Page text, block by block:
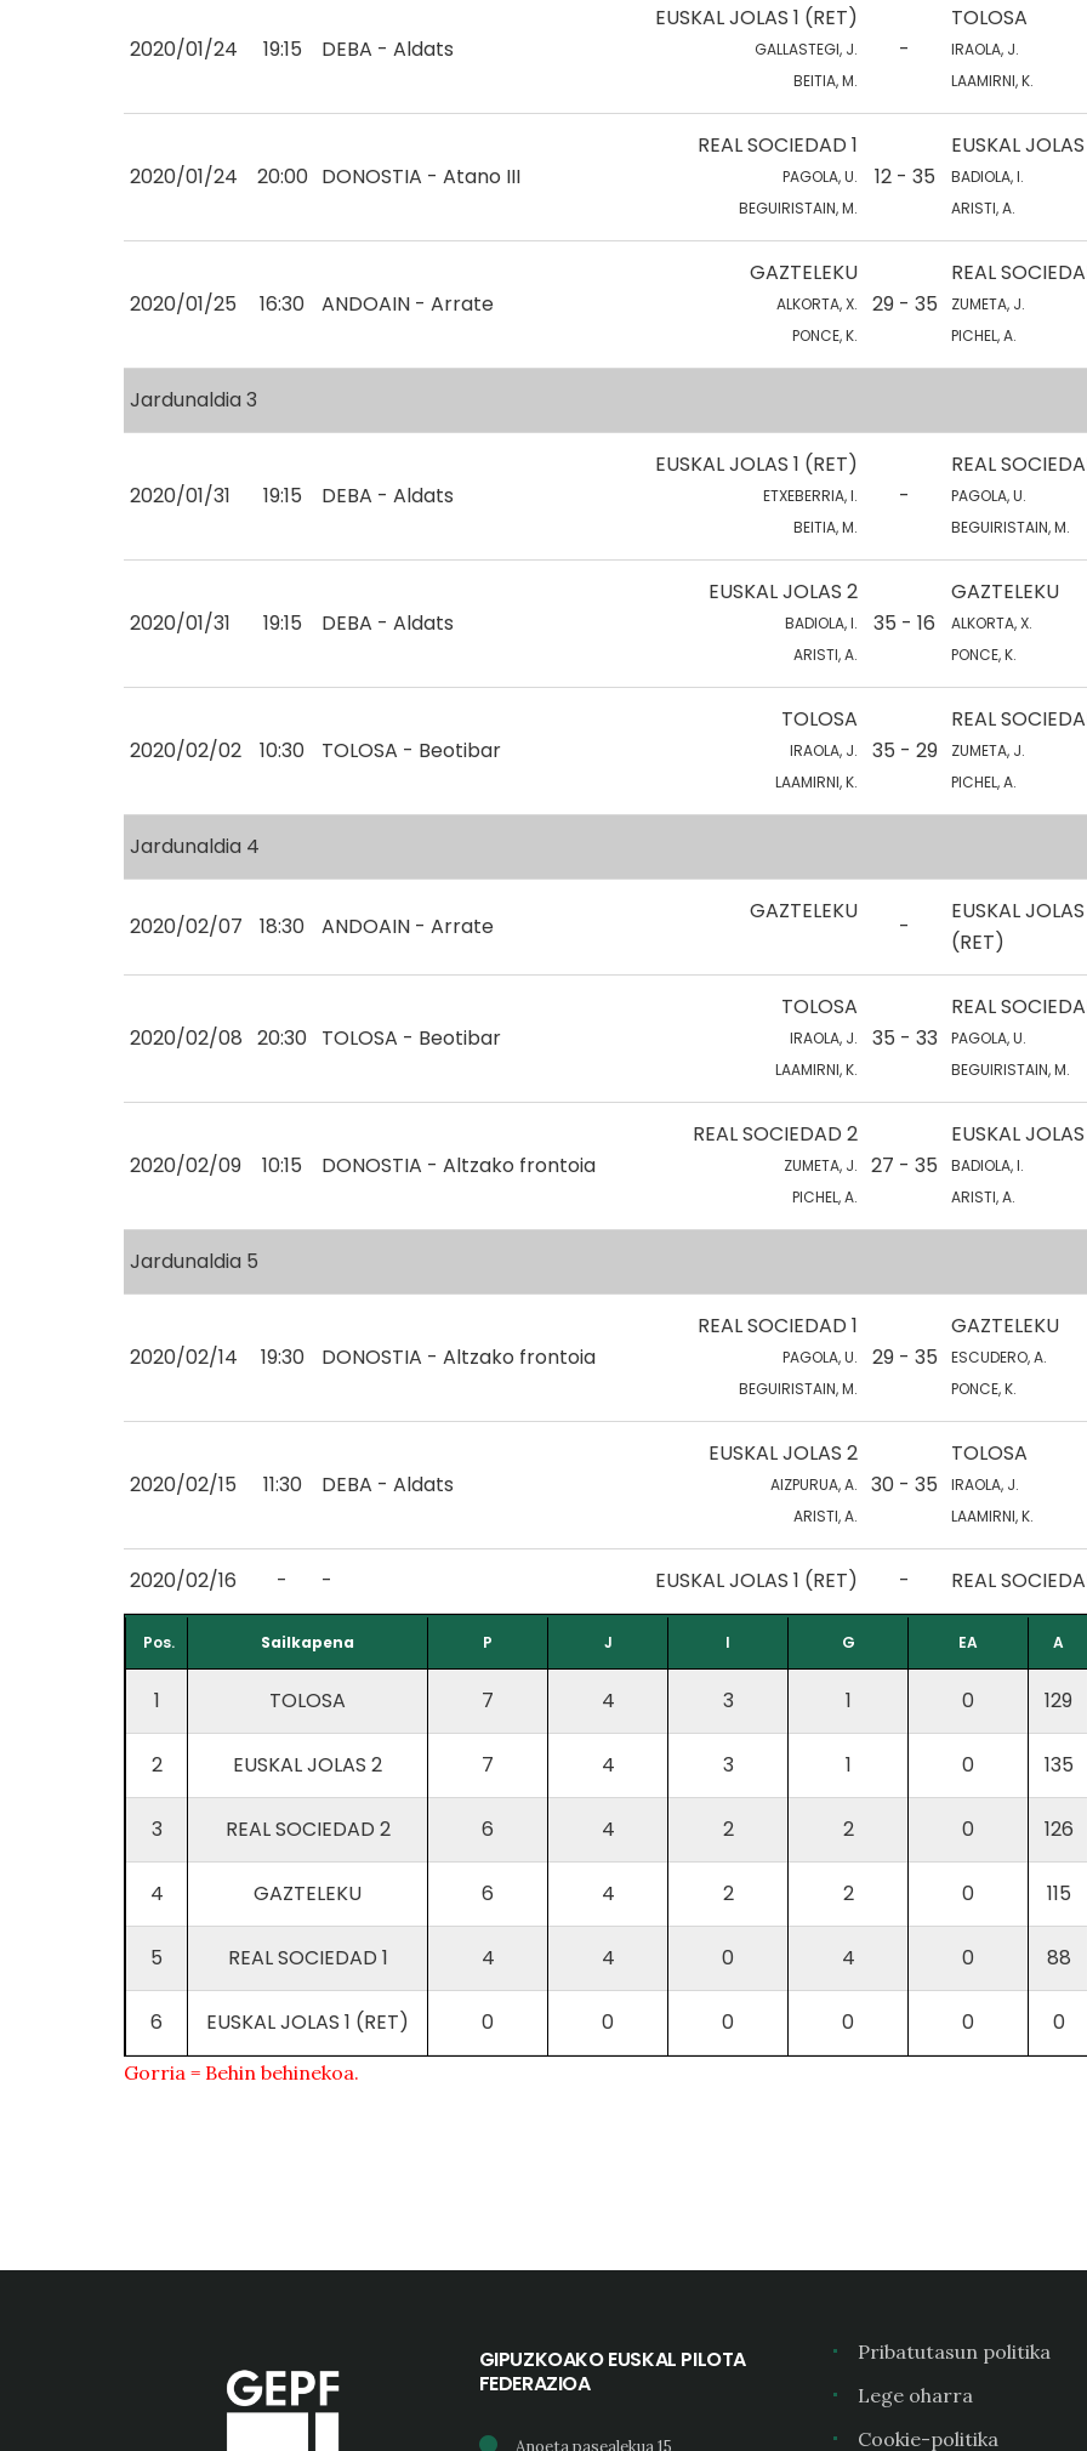
2020/01/24 19:15 DEBA - Aldats
EUSKAL JOLAS 1 (RET)
GALLASTEGI, J.
BEITIA, M.
-
TOLOSA
IRAOLA, J.
LAAMIRNI, K.
2020/01/24 20:00 DONOSTIA - Atano III
REAL SOCIEDAD 1
PAGOLA, U.
BEGUIRISTAIN, M.
12 - 35
EUSKAL
BADIOLA, I.
ARISTI, A.
2020/01/25 16:30 ANDOAIN - Arrate
GAZTELEKU
ALKORTA, X.
PONCE, K.
29 - 35
REAL
ZUMETA, J.
PICHEL, A.
Jardunaldia 3
2020/01/31 19:15 DEBA - Aldats
EUSKAL JOLAS 1 (RET)
ETXEBERRIA, I.
BEITIA, M.
-
REAL
PAGOLA, U.
BEGUIRISTAIN, M.
2020/01/31 19:15 DEBA - Aldats
EUSKAL JOLAS 2
BADIOLA, I.
ARISTI, A.
35 - 16
GAZTELEKU
ALKORTA, X.
PONCE, K.
2020/02/02 10:30 TOLOSA - Beotibar
TOLOSA
IRAOLA, J.
LAAMIRNI, K.
35 - 29
REAL
ZUMETA, J.
PICHEL, A.
Jardunaldia 4
2020/02/07 18:30 ANDOAIN - Arrate
GAZTELEKU
-
EUSKAL JOLAS
(RET)
2020/02/08 20:30 TOLOSA - Beotibar
TOLOSA
IRAOLA, J.
LAAMIRNI, K.
35 - 33
REAL
PAGOLA, U.
BEGUIRISTAIN, M.
2020/02/09 10:15 DONOSTIA - Altzako frontoia
REAL SOCIEDAD 2
ZUMETA, J.
PICHEL, A.
27 - 35
EUSKAL
BADIOLA, I.
ARISTI, A.
Jardunaldia 5
2020/02/14 19:30 DONOSTIA - Altzako frontoia
REAL SOCIEDAD 1
PAGOLA, U.
BEGUIRISTAIN, M.
29 - 35
GAZTELEKU
ESCUDERO, A.
PONCE, K.
2020/02/15 11:30 DEBA - Aldats
EUSKAL JOLAS 2
AIZPURUA, A.
ARISTI, A.
30 - 35
TOLOSA
IRAOLA, J.
LAAMIRNI, K.
2020/02/16 - - EUSKAL JOLAS 1 (RET) - REAL
Pos. Sailkapena P J I G EA A
1 TOLOSA 7 4 3 1 0 129
2 EUSKAL JOLAS 2 7 4 3 1 0 135
3 REAL SOCIEDAD 2 6 4 2 2 0 126
4 GAZTELEKU 6 4 2 2 0 115
5 REAL SOCIEDAD 1 4 4 0 4 0 88
6 EUSKAL JOLAS 1 (RET) 0 0 0 0 0 0
Gorria = Behin behinekoa.
GIPUZKOAKO EUSKAL PILOTA
FEDERAZIOA
Anoeta pasealekua 15
Pribatutasun politika
Lege oharra
Cookie-politika